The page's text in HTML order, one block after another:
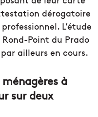
dérogatoire
L’étude
Point du Prado
ailleurs en cours.
à
sur deux